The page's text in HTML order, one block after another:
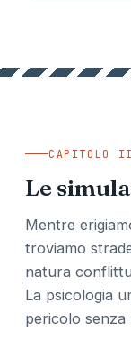
CAPITOLO
Le
Mentre
troviamo
natura
La psicologia
pericolo senza